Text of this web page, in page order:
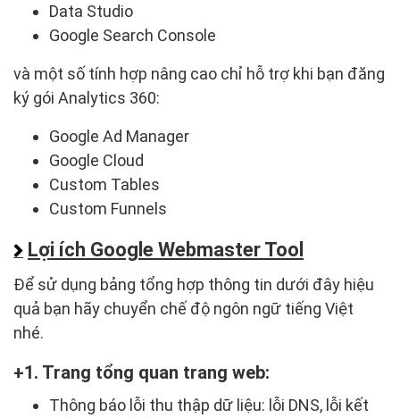
Data Studio
Google Search Console
và một số tính hợp nâng cao chỉ hỗ trợ khi bạn đăng
ký gói Analytics 360:
Google Ad Manager
Google Cloud
Custom Tables
Custom Funnels
Lợi ích Google Webmaster Tool
Để sử dụng bảng tổng hợp thông tin dưới đây hiệu
quả bạn hãy chuyển chế độ ngôn ngữ tiếng Việt
nhé.
1. Trang tổng quan trang web:
Thông báo lỗi thu thập dữ liệu: lỗi DNS, lỗi kết